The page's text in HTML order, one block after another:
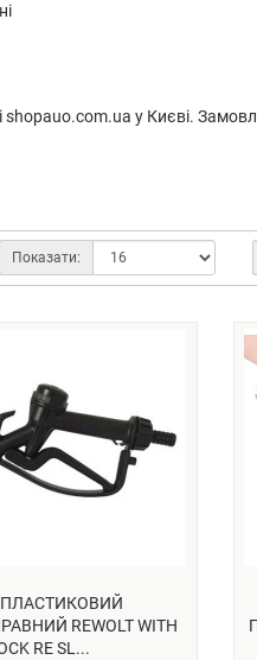
shopauo.com.ua у Києві.
Показати:
REWOLT WITH
RE SL...